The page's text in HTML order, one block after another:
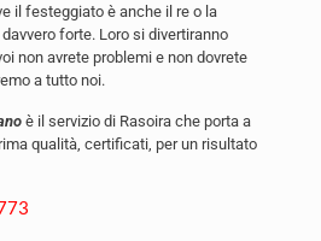
il festeggiato è anche il re o la
forte. Loro si divertiranno
non avrete problemi e non dovrete
a tutto noi.
è il servizio di Rasoira che porta a
qualità, certificati, per un risultato